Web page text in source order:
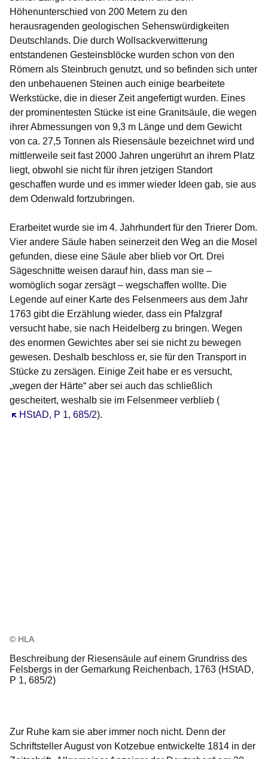
Höhenunterschied von 200 Metern zu den
herausragenden geologischen Sehenswürdigkeiten
Deutschlands. Die durch Wollsackverwitterung
entstandenen Gesteinsblöcke wurden schon von den
Römern als Steinbruch genutzt, und so befinden sich unter
den unbehauenen Steinen auch einige bearbeitete
Werkstücke, die in dieser Zeit angefertigt wurden. Eines
der prominentesten Stücke ist eine Granitsäule, die wegen
ihrer Abmessungen von 9,3 m Länge und dem Gewicht
von ca. 27,5 Tonnen als Riesensäule bezeichnet wird und
mittlerweile seit fast 2000 Jahren ungerührt an ihrem Platz
liegt, obwohl sie nicht für ihren jetzigen Standort
geschaffen wurde und es immer wieder Ideen gab, sie aus
dem Odenwald fortzubringen.
Erarbeitet wurde sie im 4. Jahrhundert für den Trierer Dom.
Vier andere Säule haben seinerzeit den Weg an die Mosel
gefunden, diese eine Säule aber blieb vor Ort. Drei
Sägeschnitte weisen darauf hin, dass man sie –
womöglich sogar zersägt – wegschaffen wollte. Die
Legende auf einer Karte des Felsenmeers aus dem Jahr
1763 gibt die Erzählung wieder, dass ein Pfalzgraf
versucht habe, sie nach Heidelberg zu bringen. Wegen
des enormen Gewichtes aber sei sie nicht zu bewegen
gewesen. Deshalb beschloss er, sie für den Transport in
Stücke zu zersägen. Einige Zeit habe er es versucht,
„wegen der Härte“ aber sei auch das schließlich
gescheitert, weshalb sie im Felsenmeer verblieb (
HStAD, P 1, 685/2
Öffnet sich in einem neuen Fenster
).
© HLA
Beschreibung der Riesensäule auf einem Grundriss des
Felsbergs in der Gemarkung Reichenbach, 1763 (HStAD,
P 1, 685/2)
Zur Ruhe kam sie aber immer noch nicht. Denn der
Schriftsteller August von Kotzebue entwickelte 1814 in der